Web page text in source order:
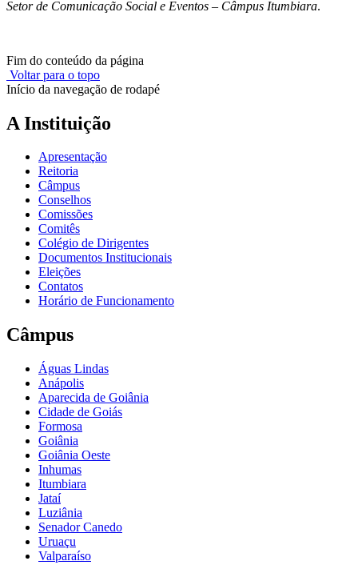
Setor de Comunicação Social e Eventos – Câmpus Itumbiara.
Fim do conteúdo da página
Voltar para o topo
Início da navegação de rodapé
A Instituição
Apresentação
Reitoria
Câmpus
Conselhos
Comissões
Comitês
Colégio de Dirigentes
Documentos Institucionais
Eleições
Contatos
Horário de Funcionamento
Câmpus
Águas Lindas
Anápolis
Aparecida de Goiânia
Cidade de Goiás
Formosa
Goiânia
Goiânia Oeste
Inhumas
Itumbiara
Jataí
Luziânia
Senador Canedo
Uruaçu
Valparaíso